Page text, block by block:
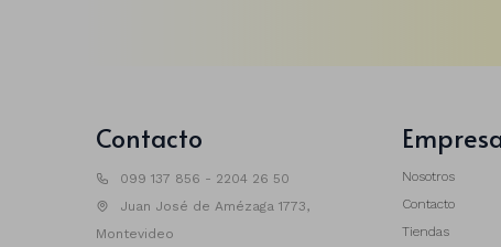
Contacto
099 137 856 - 2204 26 50
Juan José de Amézaga 1773,
Montevideo
Nosotros
Contacto
Tiendas